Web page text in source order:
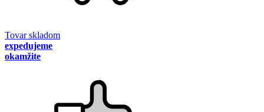
Tovar skladom
expedujeme
okamžite